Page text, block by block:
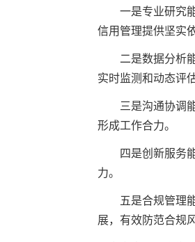
一是专业研究能
信用管理提供坚实
二是数据分析能
实时监测和动态评估
三是沟通协调能
形成工作合力。
四是创新服务能
力。
五是合规管理能
展，有效防范合规